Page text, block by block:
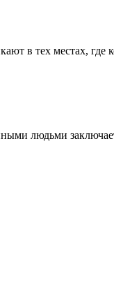
в тех местах, где
людьми